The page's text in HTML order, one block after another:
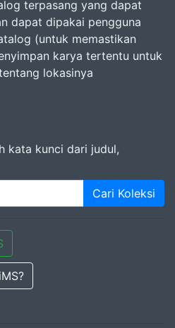
terpasang yang dapat
dapat dipakai pengguna
(untuk memastikan
karya tertentu untuk
lokasinya
kata kunci dari judul,
Cari Koleksi